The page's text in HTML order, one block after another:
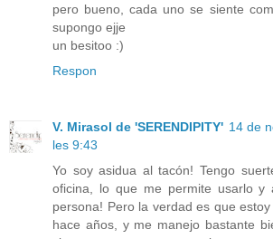
pero bueno, cada uno se siente
supongo ejje
un besitoo :)
Respon
V. Mirasol de 'SERENDIPITY' 14 de
les 9:43
Yo soy asidua al tacón! Tengo
oficina, lo que me permite usarlo y
persona! Pero la verdad es que
hace años, y me manejo bastante